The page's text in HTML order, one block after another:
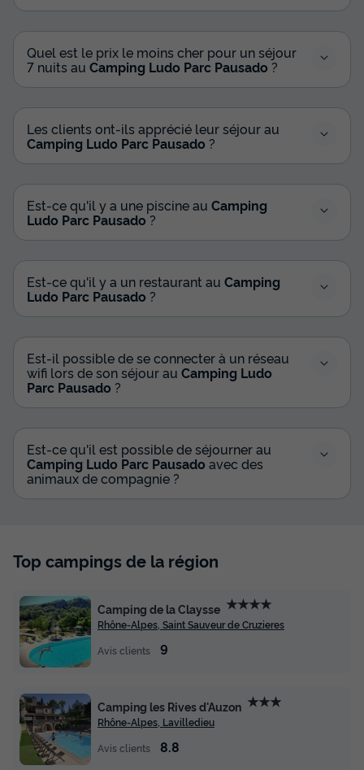
MOBILHOME 6 personnes - 6 places
Standard
Annulation gratuite
Surface
Adultes Chambres Salle de bain
Terrasse couverte Accès wifi
Climatisation
MOBILHOME 6 personnes - 6 places Standard
374 €
Annulation gratuite
Surface
30m² 4
Chambres
2
Terrasse couverte Climatisation
Cafetière
Réfrigérateur
MOBILHOME 4 personnes - Cosy 3 Pièces 4 Personnes
Climatisé
du20/09/2026
Quel est le prix le moins cher pour un séjour
7 nuits au Camping Ludo Parc Pausado ?
Les clients ont-ils apprécié leur séjour au
Camping Ludo Parc Pausado ?
Est-ce qu'il y a une piscine au Camping
Ludo Parc Pausado?
Est-ce qu'il y a un restaurant au Camping
Ludo Parc Pausado ?
Est-il possible de se connecter à un réseau
wifi lors de son séjour au Camping Ludo
Parc Pausado ?
Est-ce qu'il est possible de séjourner au
Camping Ludo Parc Pausado avec des
animaux de compagnie ?
Top campings de la région
Camping de la Claysse ★★★★
Rhône-Alpes, Saint Sauveur de Cruzieres
Avis clients
9
Camping les Rives d'Auzon ★★★
Rhône-Alpes, Lavilledieu
Avis clients
8.8